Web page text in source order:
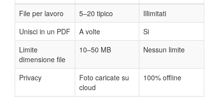
File per lavoro
5–20 tipico
Illimitati
Unisci in un PDF
A volte
Si
Limite
dimensione file
10–50 MB Nessun limite
Privacy
Foto caricate su
cloud
100% offline